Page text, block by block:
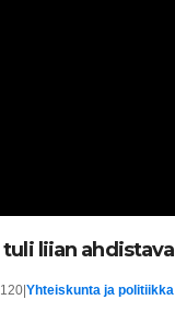
liian ahdistava
Yhteiskunta ja politiikka